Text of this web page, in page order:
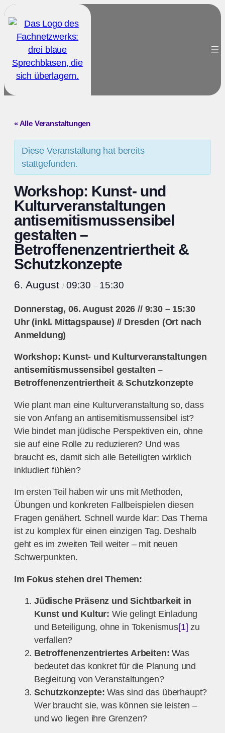
« Alle Veranstaltungen
Diese Veranstaltung hat bereits
stattgefunden.
Workshop: Kunst- und
Kulturveranstaltungen
antisemitismussensibel
gestalten –
Betroffenenzentriertheit &
Schutzkonzepte
6. August / 09:30 – 15:30
Donnerstag, 06. August 2026 // 9:30 – 15:30
Uhr (inkl. Mittagspause) // Dresden (Ort nach
Anmeldung)
Workshop: Kunst- und Kulturveranstaltungen
antisemitismussensibel gestalten –
Betroffenenzentriertheit & Schutzkonzepte
Wie plant man eine Kulturveranstaltung so, dass
sie von Anfang an antisemitismussensibel ist?
Wie bindet man jüdische Perspektiven ein, ohne
sie auf eine Rolle zu reduzieren? Und was
braucht es, damit sich alle Beteiligten wirklich
inkludiert fühlen?
Im ersten Teil haben wir uns mit Methoden,
Übungen und konkreten Fallbeispielen diesen
Fragen genähert. Schnell wurde klar: Das Thema
ist zu komplex für einen einzigen Tag. Deshalb
geht es im zweiten Teil weiter – mit neuen
Schwerpunkten.
Im Fokus stehen drei Themen:
Jüdische Präsenz und Sichtbarkeit in
Kunst und Kultur: Wie gelingt Einladung
und Beteiligung, ohne in Tokenismus[1] zu
verfallen?
Betroffenenzentriertes Arbeiten: Was
bedeutet das konkret für die Planung und
Begleitung von Veranstaltungen?
Schutzkonzepte: Was sind das überhaupt?
Wer braucht sie, was können sie leisten –
und wo liegen ihre Grenzen?